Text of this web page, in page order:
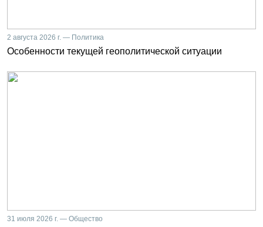
2 августа 2026 г. — Политика
Особенности текущей геополитической ситуации
31 июля 2026 г. — Общество